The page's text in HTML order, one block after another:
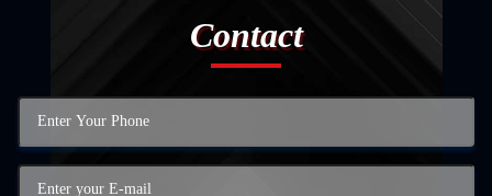
Contact